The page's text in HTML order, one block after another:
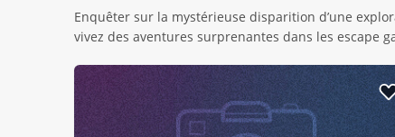
Enquêter sur la mystérieuse disparition d’une
vivez des aventures surprenantes dans les escape